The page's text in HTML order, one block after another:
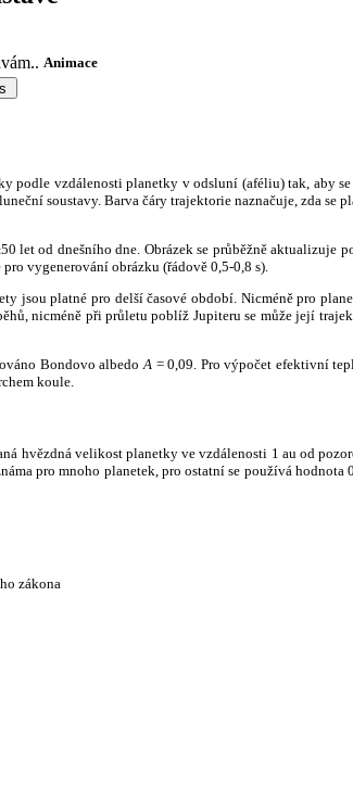
Animace
podle vzdálenosti planetky v odsluní (aféliu) tak, aby
soustavy. Barva čáry trajektorie naznačuje, zda se
let od dnešního dne. Obrázek se průběžně aktualizuje
vygenerování obrázku (řádově 0,5-0,8 s).
jsou platné pro delší časové období. Nicméně pro
nicméně při průletu poblíž Jupiteru se může její
Bondovo albedo A = 0,09. Pro výpočet efektivní
koule.
hvězdná velikost planetky ve vzdálenosti 1 au od
pro mnoho planetek, pro ostatní se používá hodnota
zákona